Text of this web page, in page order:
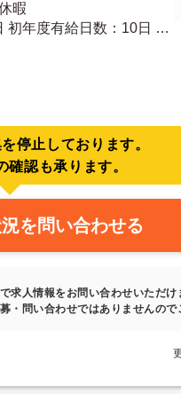
暇
停止しております。
確認も承ります。
を問い合わせる
で求人情報をお問い合わせいただけ
・問い合わせではありませんので